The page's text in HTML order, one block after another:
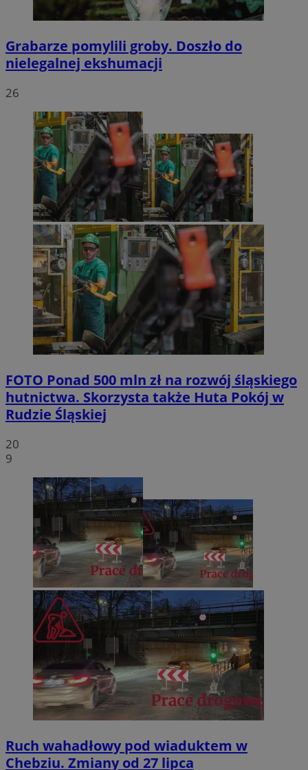
Grabarze pomylili groby. Doszło do
nielegalnej ekshumacji
26
FOTO Ponad 500 mln zł na rozwój śląskiego
hutnictwa. Skorzysta także Huta Pokój w
Rudzie Śląskiej
20
9
Ruch wahadłowy pod wiaduktem w
Chebziu. Zmiany od 27 lipca